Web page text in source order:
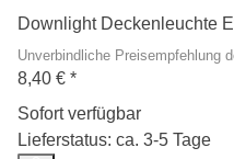
Downlight Deckenleuchte
Unverbindliche Preisempfehlung
8,40 € *
Sofort verfügbar
Lieferstatus: ca. 3-5 Tage